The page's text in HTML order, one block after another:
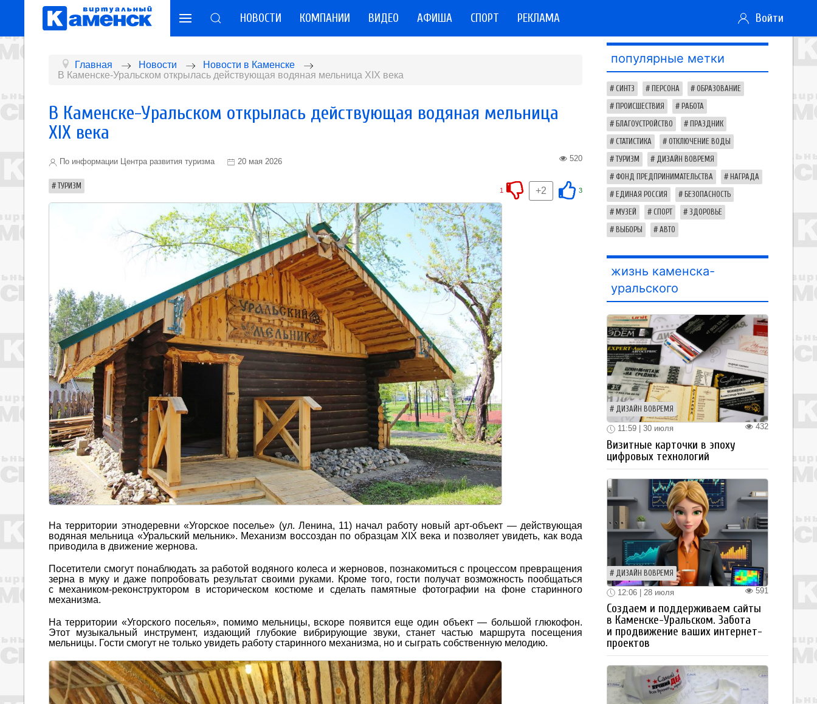
НОВОСТИ КОМПАНИИ ВИДЕО АФИША СПОРТ РЕКЛАМА Войти
Главная Новости
Новости в Каменске
В Каменске-Уральском открылась действующая водяная мельница XIX века
В Каменске-Уральском открылась действующая водяная мельница
XIX века
По информации Центра развития туризма 20 мая 2026 520
ТУРИЗМ 3
+2
1
На территории этнодеревни «Угорское поселье» (ул. Ленина, 11) начал работу новый арт-объект — действующая
водяная мельница «Уральский мельник». Механизм воссоздан по образцам XIX века и позволяет увидеть, как вода
приводила в движение жернова.
Посетители смогут понаблюдать за работой водяного колеса и жерновов, познакомиться с процессом превращения
зерна в муку и даже попробовать результат своими руками. Кроме того, гости получат возможность пообщаться
с механиком‑реконструктором в историческом костюме и сделать памятные фотографии на фоне старинного
механизма.
На территории «Угорского поселья», помимо мельницы, вскоре появится еще один объект — большой глюкофон.
Этот музыкальный инструмент, издающий глубокие вибрирующие звуки, станет частью маршрута посещения
мельницы. Гости смогут не только увидеть работу старинного механизма, но и сыграть собственную мелодию.
популярные метки
СИНТЗ ПЕРСОНА ОБРАЗОВАНИЕ
ПРОИСШЕСТВИЯ РАБОТА
БЛАГОУСТРОЙСТВО ПРАЗДНИК
СТАТИСТИКА ОТКЛЮЧЕНИЕ ВОДЫ
ТУРИЗМ ДИЗАЙН ВОВРЕМЯ
ФОНД ПРЕДПРИНИМАТЕЛЬСТВА НАГРАДА
ЕДИНАЯ РОССИЯ БЕЗОПАСНОСТЬ
МУЗЕЙ СПОРТ ЗДОРОВЬЕ
ВЫБОРЫ АВТО
жизнь каменска-
уральского
ДИЗАЙН ВОВРЕМЯ
432
11:59 | 30 июля
Визитные карточки в эпоху
цифровых технологий
ДИЗАЙН ВОВРЕМЯ
591
12:06 | 28 июля
Создаем и поддерживаем сайты
в Каменске-Уральском. Забота
и продвижение ваших интернет-
проектов